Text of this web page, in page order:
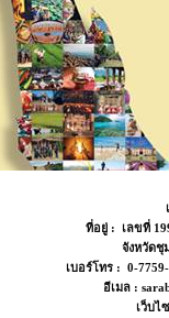
ที่อยู่ : เลขที่
จังหวัด
เบอร์โทร : 0-
อีเมล :
เว็บไ